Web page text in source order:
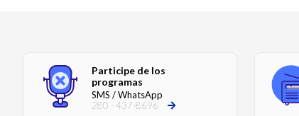
Participe de los
programas
SMS / WhatsApp
280 - 437-8696